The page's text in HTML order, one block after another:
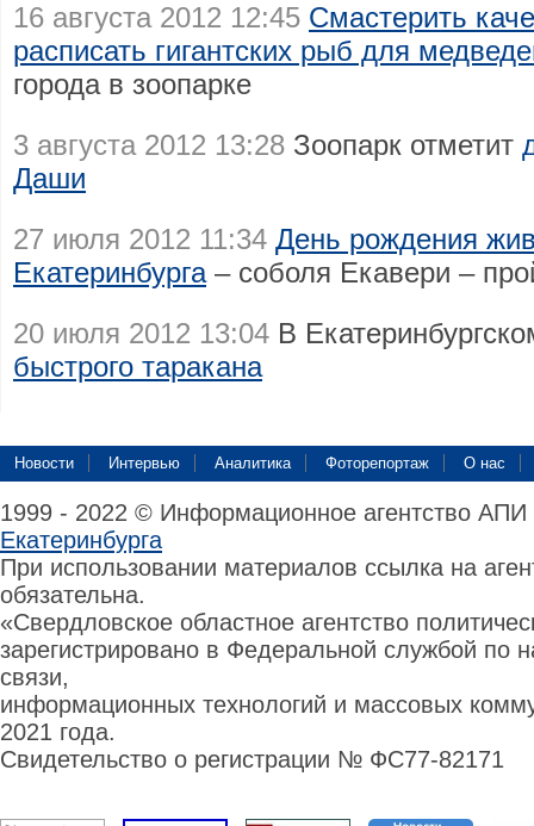
16 августа 2012 12:45 Смастерить
расписать гигантских рыб для
города в зоопарке
3 августа 2012 13:28 Зоопарк отметит
Даши
27 июля 2012 11:34 День рождения
Екатеринбурга– соболя Екавери –
20 июля 2012 13:04 В
быстрого таракана
Новости Интервью Аналитика Фоторепортаж О нас
1999 - 2022 © Информационное агентство
Екатеринбурга
При использовании материалов ссылка на
обязательна.
«Свердловское областное агентство
зарегистрировано в Федеральной службой по
связи,
информационных технологий и массовых
2021 года.
Свидетельство о регистрации № ФС77-82171